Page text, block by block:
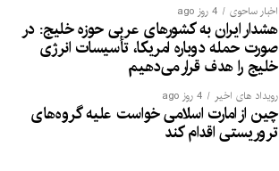
اخبار ساحوی 4 روز ago
هشدار ایران به کشورهای عربی حوزه خلیج: در
صورت حمله دوباره امریکا، تأسیسات انرژی
خلیج را هدف قرار می‌دهیم
رویداد های اخیر 4 روز ago
چین از امارت اسلامی خواست علیه گروه‌های
تروریستی اقدام کند